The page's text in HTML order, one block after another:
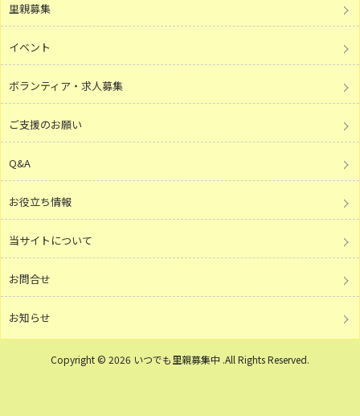
里親募集
イベント
ボランティア・求人募集
ご支援のお願い
Q&A
お役立ち情報
当サイトについて
お問合せ
お知らせ
Copyright © 2026 いつでも里親募集中 .All Rights Reserved.